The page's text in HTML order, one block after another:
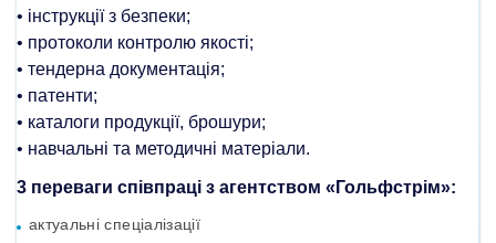
• інструкції з безпеки;
• протоколи контролю якості;
• тендерна документація;
• патенти;
• каталоги продукції, брошури;
• навчальні та методичні матеріали.
3 переваги співпраці з агентством «Гольфстрім»:
актуальні спеціалізації